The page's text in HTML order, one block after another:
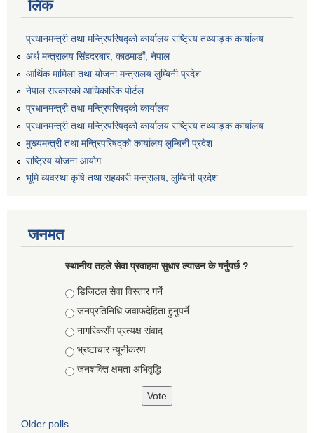
लिंक
प्रधानमन्त्री तथा मन्त्रिपरिषद्को कार्यालय राष्ट्रिय तथ्याङ्क कार्यालय
अर्थ मन्त्रालय सिंहदरबार, काठमाडौं, नेपाल
आर्थिक मामिला तथा योजना मन्त्रालय लुम्बिनी प्रदेश
नेपाल सरकारको आधिकारिक पोर्टल
प्रधानमन्त्री तथा मन्त्रिपरिषद्को कार्यालय
प्रधानमन्त्री तथा मन्त्रिपरिषद्को कार्यालय राष्ट्रिय तथ्याङ्क कार्यालय
मुख्यमन्त्री तथा मन्त्रिपरिषद्को कार्यालय लुम्बिनी प्रदेश
राष्ट्रिय योजना आयोग
भूमि व्यवस्था कृषि तथा सहकारी मन्त्रालय, लुम्बिनी प्रदेश
जनमत
स्थानीय तहले सेवा प्रवाहमा सुधार ल्याउन के गर्नुपर्छ ?
Choices
डिजिटल सेवा विस्तार गर्ने
जनप्रतिनिधि जवाफदेहिता हुनुपर्ने
नागरिकसँग प्रत्यक्ष संवाद
भ्रष्टाचार न्यूनीकरण
जनशक्ति क्षमता अभिवृद्धि
Older polls